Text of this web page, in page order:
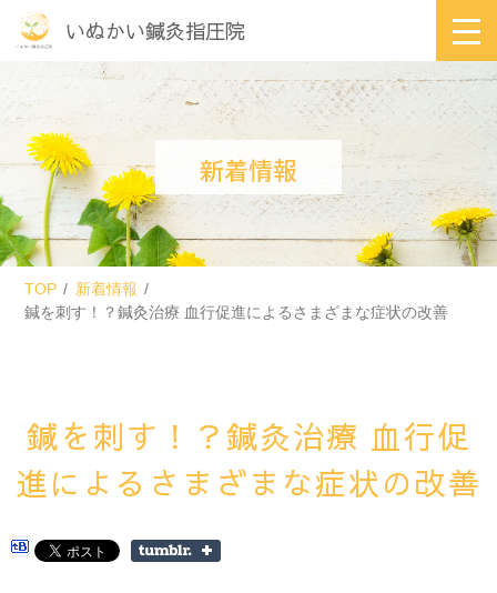
いぬかい鍼灸指圧院
新着情報
TOP
新着情報
鍼を刺す！？鍼灸治療 血行促進によるさまざまな症状の改善
鍼を刺す！？鍼灸治療 血行促
進によるさまざまな症状の改善